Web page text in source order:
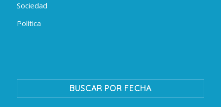
Sociedad
Política
BUSCAR POR FECHA